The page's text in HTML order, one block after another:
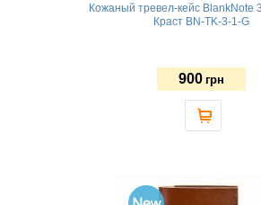
Кожаный тревел-кейс BlankNote
Краст BN-TK-3-1-G
900 грн